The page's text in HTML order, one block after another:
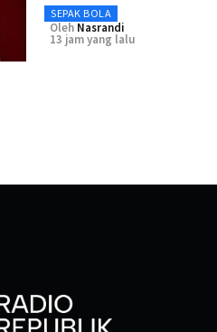
SEPAK BOLA
Oleh Nasrandi
13 jam yang lalu